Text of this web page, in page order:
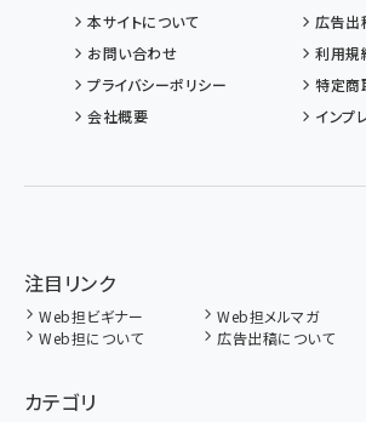
本サイトについて
広告出
お問い合わせ
利用規
プライバシーポリシー
特定商
会社概要
インプ
注目リンク
Web担ビギナー Web担メルマガ
Web担について
広告出稿について
カテゴリ